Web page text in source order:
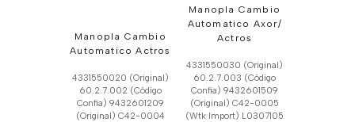
Manopla Cambio
Automatico Actros
4331550020 (Original)
60.2.7.002 (Código
Confia) 9432601209
(Original) C42-0004
Manopla Cambio
Automatico Axor/
Actros
4331550030 (Original)
60.2.7.003 (Código
Confia) 9432601509
(Original) C42-0005
(Wtk Import) L0307105